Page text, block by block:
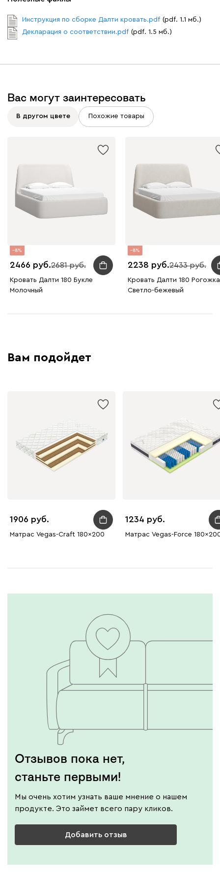
Инструкция по сборке Далти кровать.pdf (pdf. 1.1 мб.)
Декларация о соответствии.pdf (pdf. 1.5 мб.)
Вас могут заинтересовать
В другом цвете Похожие товары
8
2466 2681
Кровать Далти 180 Букле
Молочный
8
2238 2433
Кровать Далти 180 Рогожка
Светло-бежевый
Вам подойдет
1906
Матрас Vegas-Craft 180x200
1234
Матрас Vegas-Force
Отзывов пока нет,
станьте первыми!
Мы очень хотим узнать ваше мнение о нашем
продукте. Это займет всего пару кликов.
Добавить отзыв